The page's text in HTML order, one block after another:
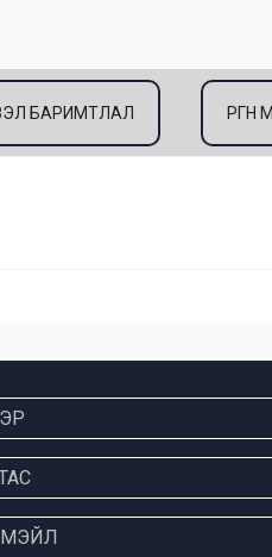
БАРИМТЛАЛ